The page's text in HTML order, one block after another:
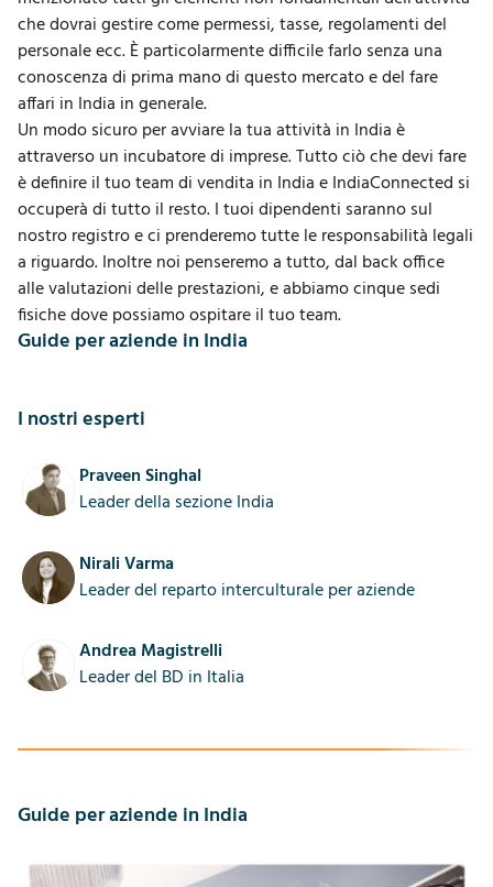
I nostri esperti
Praveen Singhal
Leader della sezione India
Nirali Varma
Leader del reparto interculturale per aziende
Andrea Magistrelli
Leader del BD in Italia
Guide per aziende in India
che dovrai gestire come permessi, tasse, regolamenti del
personale ecc. È particolarmente difficile farlo senza una
conoscenza di prima mano di questo mercato e del fare
affari in India in generale.
Un modo sicuro per avviare la tua attività in India è
attraverso un incubatore di imprese. Tutto ciò che devi fare
è definire il tuo team di vendita in India e IndiaConnected si
occuperà di tutto il resto. I tuoi dipendenti saranno sul
nostro registro e ci prenderemo tutte le responsabilità legali
a riguardo. Inoltre noi penseremo a tutto, dal back office
alle valutazioni delle prestazioni, e abbiamo cinque sedi
fisiche dove possiamo ospitare il tuo team.
Guide per aziende in India